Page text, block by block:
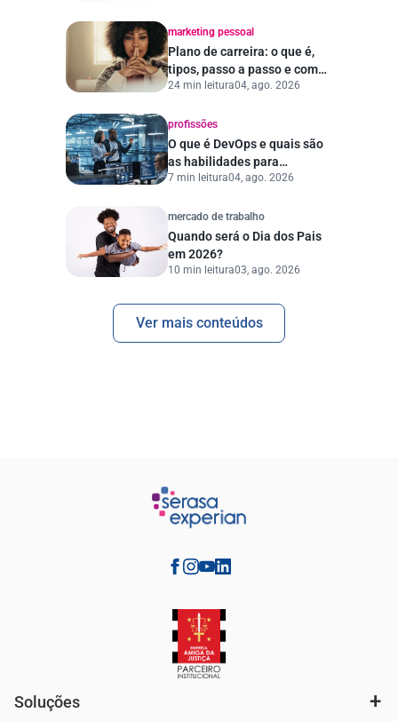
marketing pessoal
Plano de carreira: o que é,
tipos, passo a passo e como
escolher a empresa ideal
24 min leitura04, ago. 2026
profissões
O que é DevOps e quais são
as habilidades para
trabalhar na área
7 min leitura04, ago. 2026
mercado de trabalho
Quando será o Dia dos Pais
em 2026?
10 min leitura03, ago. 2026
Ver mais conteúdos
Soluções